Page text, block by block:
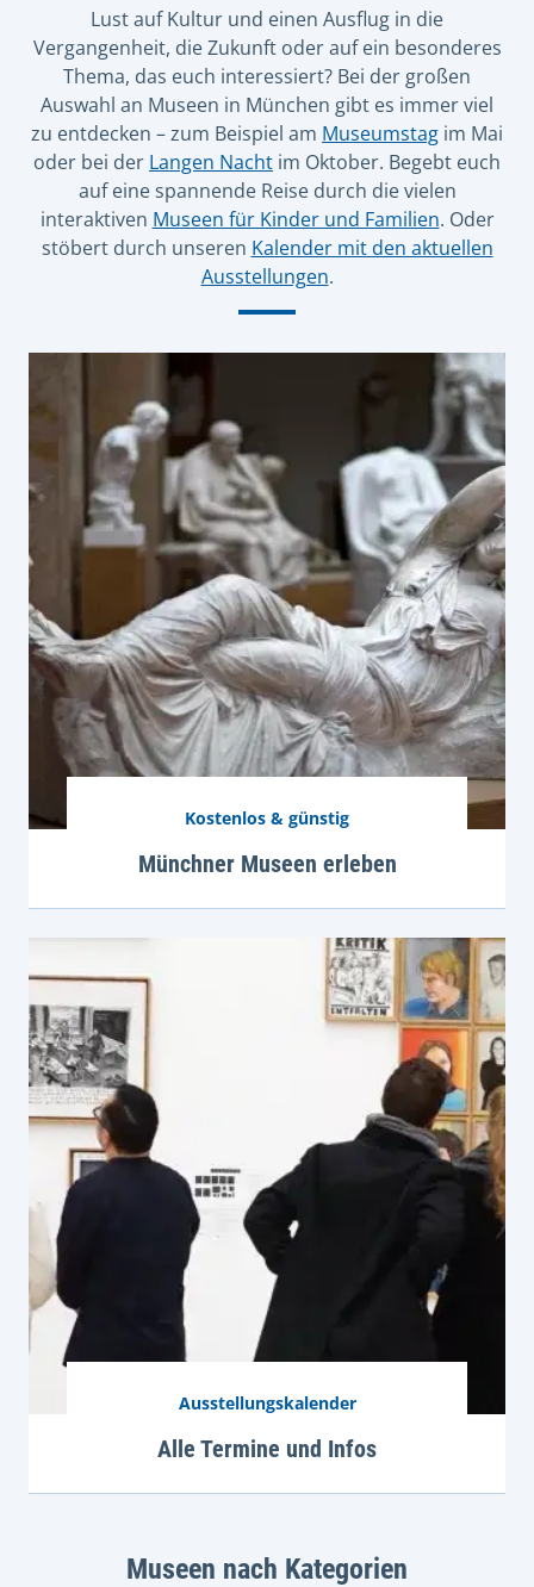
Lust auf Kultur und einen Ausflug in die
Vergangenheit, die Zukunft oder auf ein besonderes
Thema, das euch interessiert? Bei der großen
Auswahl an Museen in München gibt es immer viel
zu entdecken – zum Beispiel am Museumstag im Mai
oder bei der Langen Nacht im Oktober. Begebt euch
auf eine spannende Reise durch die vielen
interaktiven Museen für Kinder und Familien. Oder
stöbert durch unseren Kalender mit den aktuellen
Ausstellungen.
Kostenlos & günstig
Münchner Museen erleben
Ausstellungskalender
Alle Termine und Infos
Museen nach Kategorien